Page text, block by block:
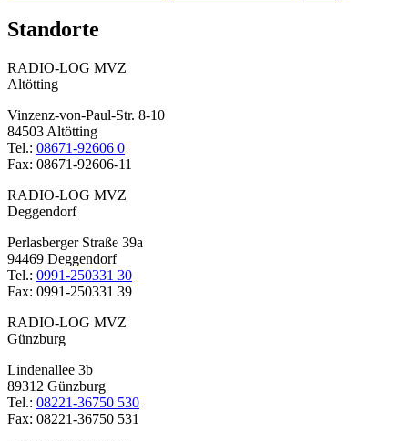
Standorte
RADIO-LOG MVZ
Altötting
Vinzenz-von-Paul-Str. 8-10
84503 Altötting
Tel.: 08671-92606 0
Fax: 08671-92606-11
RADIO-LOG MVZ
Deggendorf
Perlasberger Straße 39a
94469 Deggendorf
Tel.: 0991-250331 30
Fax: 0991-250331 39
RADIO-LOG MVZ
Günzburg
Lindenallee 3b
89312 Günzburg
Tel.: 08221-36750 530
Fax: 08221-36750 531